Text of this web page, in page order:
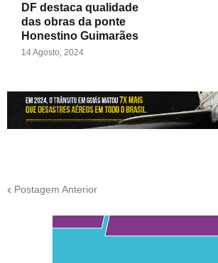
DF destaca qualidade
das obras da ponte
Honestino Guimarães
14 Agosto, 2024
Postagem Anterior